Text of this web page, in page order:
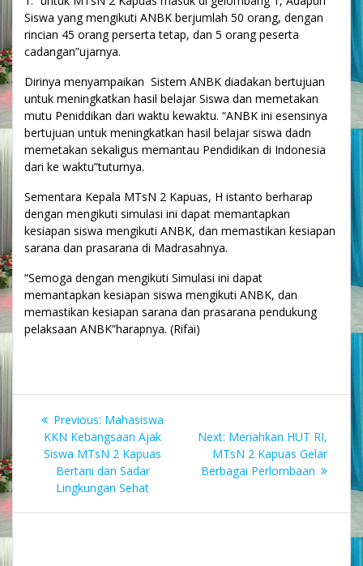
Siswa yang mengikuti ANBK berjumlah 50 orang, dengan
rincian 45 orang perserta tetap, dan 5 orang peserta
cadangan”ujarnya.
Dirinya menyampaikan Sistem ANBK diadakan bertujuan
untuk meningkatkan hasil belajar Siswa dan memetakan
mutu Peniddikan dari waktu kewaktu. “ANBK ini esensinya
bertujuan untuk meningkatkan hasil belajar siswa dadn
memetakan sekaligus memantau Pendidikan di Indonesia
dari ke waktu”tuturnya.
Sementara Kepala MTsN 2 Kapuas, H istanto berharap
dengan mengikuti simulasi ini dapat memantapkan
kesiapan siswa mengikuti ANBK, dan memastikan kesiapan
sarana dan prasarana di Madrasahnya.
“Semoga dengan mengikuti Simulasi ini dapat
memantapkan kesiapan siswa mengikuti ANBK, dan
memastikan kesiapan sarana dan prasarana pendukung
pelaksaan ANBK”harapnya. (Rifai)
Navigasi
pos
Previous: Previous
post:
Mahasiswa
KKN Kebangsaan Ajak
Siswa MTsN 2 Kapuas
Bertani dan Sadar
Lingkungan Sehat
Next: Next
post:
Meriahkan HUT RI,
MTsN 2 Kapuas Gelar
Berbagai Perlombaan